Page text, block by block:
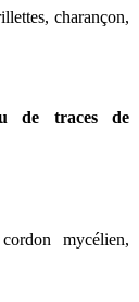
charançon,
de traces de
mycélien,